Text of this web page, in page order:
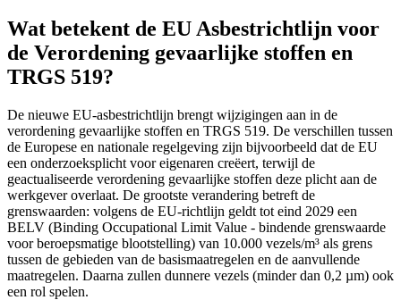
Wat betekent de EU Asbestrichtlijn voor
de Verordening gevaarlijke stoffen en
TRGS 519?
De nieuwe EU-asbestrichtlijn brengt wijzigingen aan in de
verordening gevaarlijke stoffen en TRGS 519. De verschillen tussen
de Europese en nationale regelgeving zijn bijvoorbeeld dat de EU
een onderzoeksplicht voor eigenaren creëert, terwijl de
geactualiseerde verordening gevaarlijke stoffen deze plicht aan de
werkgever overlaat. De grootste verandering betreft de
grenswaarden: volgens de EU-richtlijn geldt tot eind 2029 een
BELV (Binding Occupational Limit Value - bindende grenswaarde
voor beroepsmatige blootstelling) van 10.000 vezels/m³ als grens
tussen de gebieden van de basismaatregelen en de aanvullende
maatregelen. Daarna zullen dunnere vezels (minder dan 0,2 µm) ook
een rol spelen.